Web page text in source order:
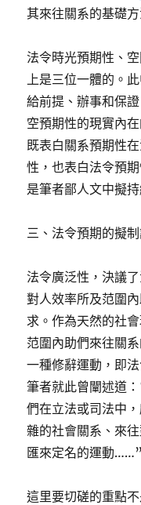
其來往關系的基礎方
法令時光預期性、
上是三位一體的。
給前提、辦事和保
空預期性的現實內
既表白關系預期性
性，也表白法令預
是筆者鄙人文中擬
三、法令預期的擬
法令廣泛性，決議
對人效率所及范圍
求。作為天然的社
范圍內助們來往關
一種修辭運動，即
筆者就此曾闡述道
們在立法或司法中
雜的社會關系、來
匯來定名的運動……”
這里要切磋的重點